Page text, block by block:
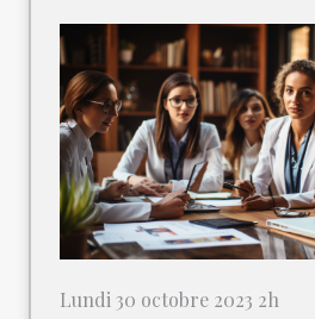
Lundi 30 octobre 2023 2h